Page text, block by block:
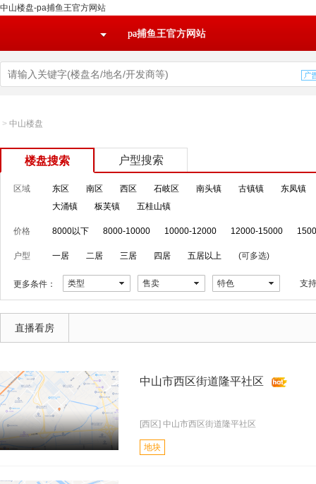
中山楼盘-pa捕鱼王官方网站
pa捕鱼王官方网站
> 中山楼盘
楼盘搜索 户型搜索
区域 东区 南区 西区 石岐区 南头镇 古镇镇
东凤镇
大涌镇
板芙镇 五桂山镇
价格 8000以下 8000-10000 10000-12000 12000-15000
户型 一居 二居 三居 四居 五居以上 (可多选)
更多条件： 类型 售卖 特色 支
直播看房
中山市西区街道隆平社区
[西区] 中山市西区街道隆平社区
地块